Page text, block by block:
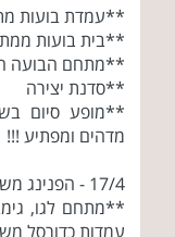
**עמדת בועות
**בית בועות
**מתחם הבועה
**סדנת יצירה
מדהים ומפתיע !!!
17/4 - הפנינג משחקים, מתחמים ומתנפחים:
**מתחם לגו,
עמדות כדורסל